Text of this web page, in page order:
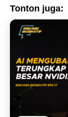
Tonton juga: